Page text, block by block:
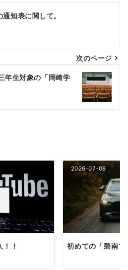
知表に関して。
次のページ
生対象の「岡崎学
！
2026-07-08
初めての「碧南